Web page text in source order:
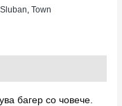
Sluban,Town
багер со човече.